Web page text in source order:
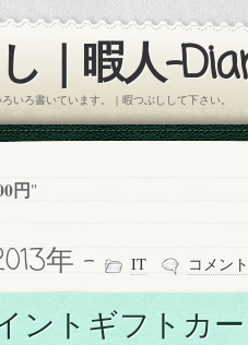
｜暇人-
いろ書いています。｜暇つぶしして下さい。
円"
年 - IT コメン
ントギフトカ